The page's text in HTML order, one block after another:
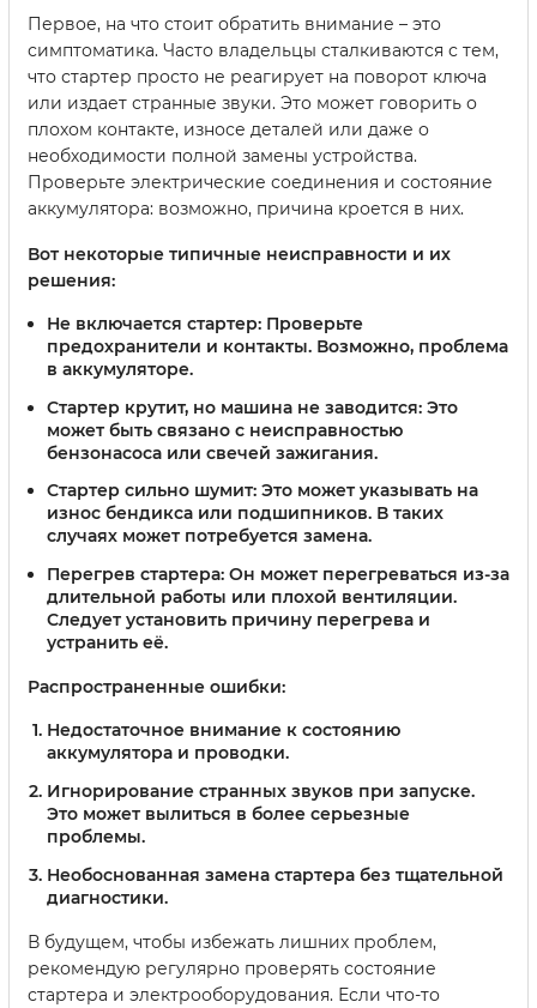
Первое, на что стоит обратить внимание – это
симптоматика. Часто владельцы сталкиваются с тем,
что стартер просто не реагирует на поворот ключа
или издает странные звуки. Это может говорить о
плохом контакте, износе деталей или даже о
необходимости полной замены устройства.
Проверьте электрические соединения и состояние
аккумулятора: возможно, причина кроется в них.
Вот некоторые типичные неисправности и их
решения:
Не включается стартер: Проверьте
предохранители и контакты. Возможно, проблема
в аккумуляторе.
Стартер крутит, но машина не заводится: Это
может быть связано с неисправностью
бензонасоса или свечей зажигания.
Стартер сильно шумит: Это может указывать на
износ бендикса или подшипников. В таких
случаях может потребуется замена.
Перегрев стартера: Он может перегреваться из-за
длительной работы или плохой вентиляции.
Следует установить причину перегрева и
устранить её.
Распространенные ошибки:
Недостаточное внимание к состоянию
аккумулятора и проводки.
Игнорирование странных звуков при запуске.
Это может вылиться в более серьезные
проблемы.
Необоснованная замена стартера без тщательной
диагностики.
В будущем, чтобы избежать лишних проблем,
рекомендую регулярно проверять состояние
стартера и электрооборудования. Если что-то